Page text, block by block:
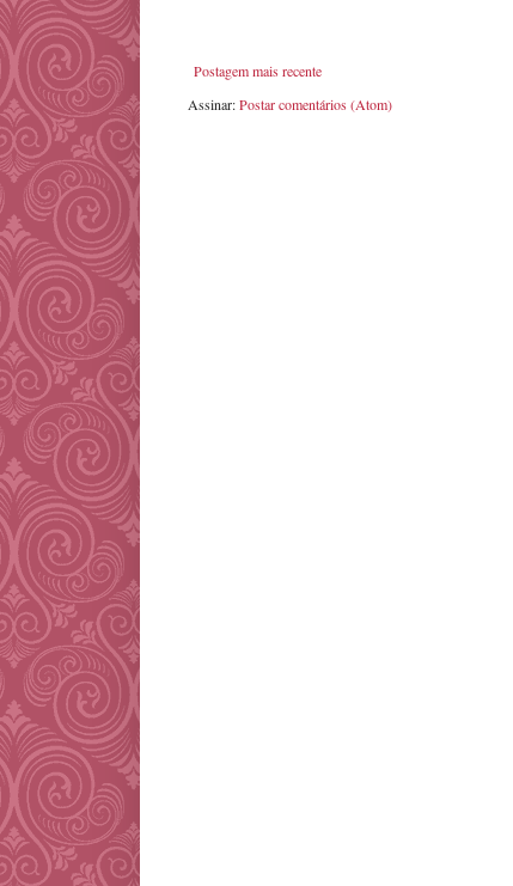
Postagem mais recente
Assinar:Postar comentários (Atom)